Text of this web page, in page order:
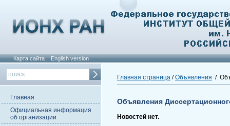
Карта сайта English version
Главная
Официальная информация
об организации
Главная страница /Объявления /
Объявления
Новостей нет.